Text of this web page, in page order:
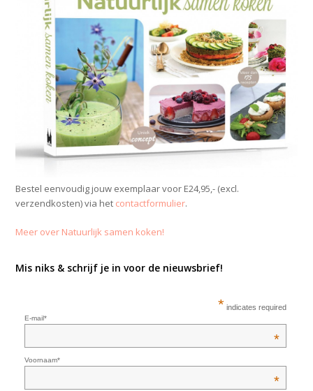
Bestel eenvoudig jouw exemplaar voor E24,95,- (excl.
verzendkosten) via het contactformulier.
Meer over Natuurlijk samen koken!
Mis niks & schrijf je in voor de nieuwsbrief!
* indicates required
E-mail*
*
Voornaam*
*